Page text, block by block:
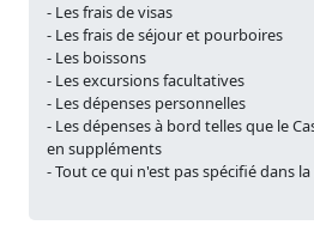
- Les frais de visas
- Les frais de séjour et pourboires
- Les boissons
- Les excursions facultatives
- Les dépenses personnelles
- Les dépenses à bord telles que le
en suppléments
- Tout ce qui n'est pas spécifié dans